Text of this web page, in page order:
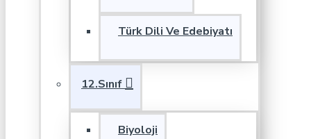
Türk Dili Ve Edebiyatı
12.Sınıf
Biyoloji